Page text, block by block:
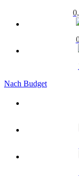
Nach Budget